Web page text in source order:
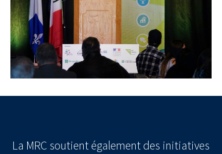
La MRC soutient également des initiatives